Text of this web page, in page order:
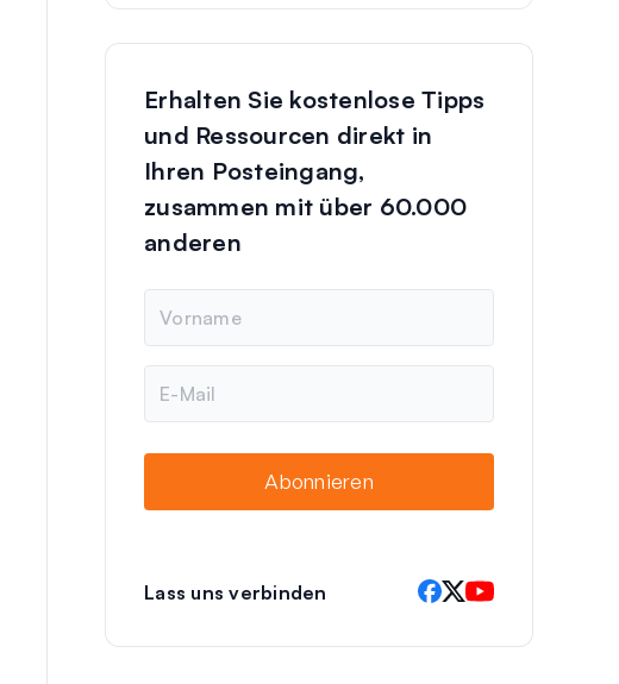
Erhalten Sie kostenlose Tipps
und Ressourcen direkt in
Ihren Posteingang,
zusammen mit über 60.000
anderen
m
e
M
Abonnieren
Lass uns verbinden